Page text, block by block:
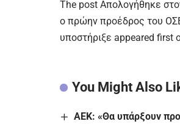
The post Απολογήθηκε
ο πρώην προέδρος του
υποστήριξε appeared first
You Might Also
ΑΕΚ: «Θα υπάρξουν